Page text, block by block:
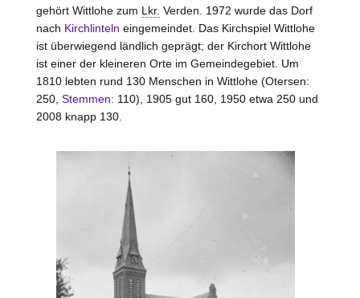
gehört Wittlohe zum Lkr. Verden. 1972 wurde das Dorf
nach Kirchlinteln eingemeindet. Das Kirchspiel Wittlohe
ist überwiegend ländlich geprägt; der Kirchort Wittlohe
ist einer der kleineren Orte im Gemeindegebiet. Um
1810 lebten rund 130 Menschen in Wittlohe (Otersen:
250, Stemmen: 110), 1905 gut 160, 1950 etwa 250 und
2008 knapp 130.